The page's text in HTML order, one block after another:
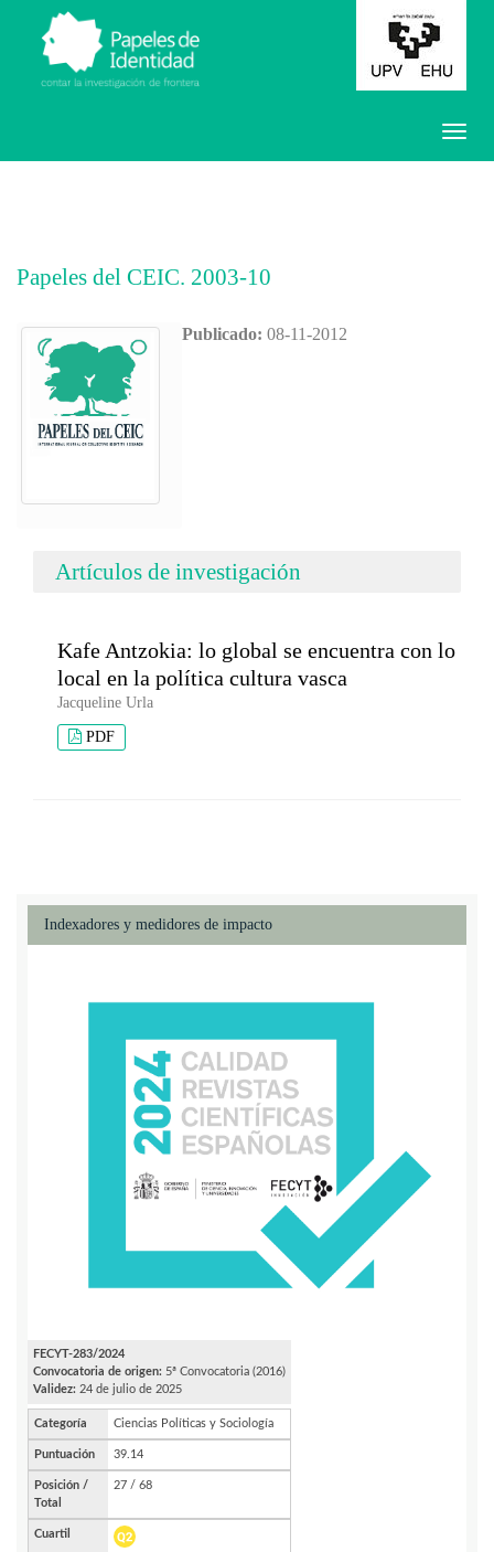
Papeles del CEIC. 2003-10
Publicado: 08-11-2012
Artículos de investigación
Kafe Antzokia: lo global se encuentra con lo
local en la política cultura vasca
Jacqueline Urla
PDF
Indexadores y medidores de impacto